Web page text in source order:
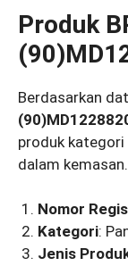
Produk
Berdasarkan
produk kategori
dalam kemasan.
Nomor
Kategori:
Jenis